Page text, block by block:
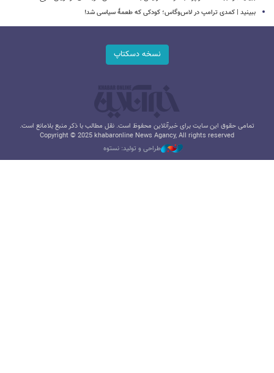
ببینید | کمدی ترامپ در لاس‌وگاس؛ کودکی که طعمۀ سیاسی شد!
نسخه دسکتاپ
تمامی حقوق این سایت برای خبرآنلاین محفوظ است. نقل مطالب با ذکر منبع بلامانع است.
Copyright © 2025 khabaronline News Agancy, All rights reserved
طراحی و تولید: نستوه